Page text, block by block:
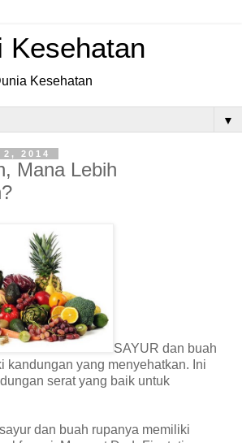
Kesehatan
Kesehatan
▼
2014
Mana Lebih
SAYUR dan buah
kandungan yang menyehatkan. Ini
serat yang baik untuk
dan buah rupanya memiliki